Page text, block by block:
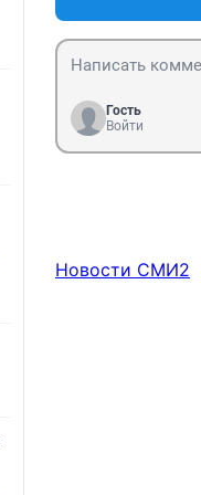
Гость
Войти
Новости СМИ2